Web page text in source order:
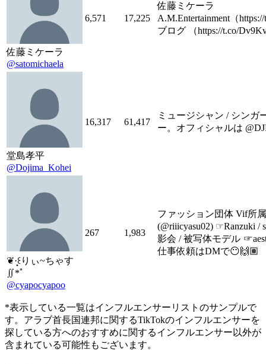
佐藤ミケーラ
@satomichaela
6,571 17,225
佐藤ミケーラ ㅤㅤㅤㅤㅤㅤㅤㅤㅤㅤㅤㅤㅤ
A.M.Entertainment（
ブログ （https://t.co/
堂島孝平
@Dojima_Kohei
16,317 61,417
ミュージシャン / シンガ
ー。オフィシャルは
❦·̩͙꒰りぃ~ちゃす
∬*ﾟ
@cyapocyapoo
267 1,983
ファッション団体 Vif所
(@riiicyasu02) ☞Ranzuki
影会 / 被写体モデル
仕事依頼はDMで😶🙌🏽
*表示している一覧はインフルエンサーリストのサンプルで
す。アラブ首長国連邦に関するTikTokのインフルエンサーを
探している方へのおすすめに関するインフルエンサー以外が
含まれている可能性もございます。